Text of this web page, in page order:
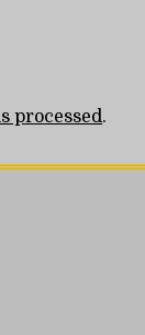
processed.